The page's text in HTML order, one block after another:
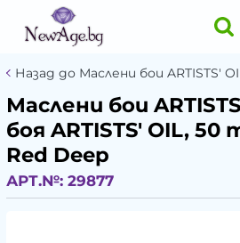
Назад до Маслени бои ARTISTS'
Маслени бои
боя ARTISTS' OIL, 50
Red Deep
АРТ.№: 29877